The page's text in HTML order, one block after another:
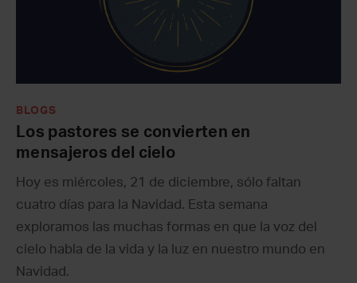
BLOGS
Los pastores se convierten en
mensajeros del cielo
Hoy es miércoles, 21 de diciembre, sólo faltan
cuatro días para la Navidad. Esta semana
exploramos las muchas formas en que la voz del
cielo habla de la vida y la luz en nuestro mundo en
Navidad.